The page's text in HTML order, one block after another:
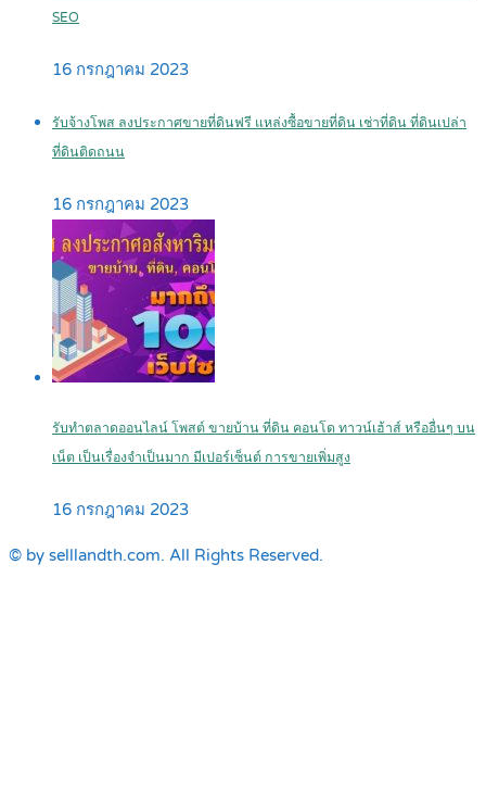
SEO
16 กรกฎาคม 2023
รับจ้างโพส ลงประกาศขายที่ดินฟรี แหล่งซื้อขายที่ดิน เช่าที่ดิน ที่ดินเปล่า
ที่ดินติดถนน
16 กรกฎาคม 2023
รับทำตลาดออนไลน์ โพสต์ ขายบ้าน ที่ดิน คอนโด ทาวน์เฮ้าส์ หรืออื่นๆ บน
เน็ต เป็นเรื่องจำเป็นมาก มีเปอร์เซ็นต์ การขายเพิ่มสูง
16 กรกฎาคม 2023
© by selllandth.com. All Rights Reserved.